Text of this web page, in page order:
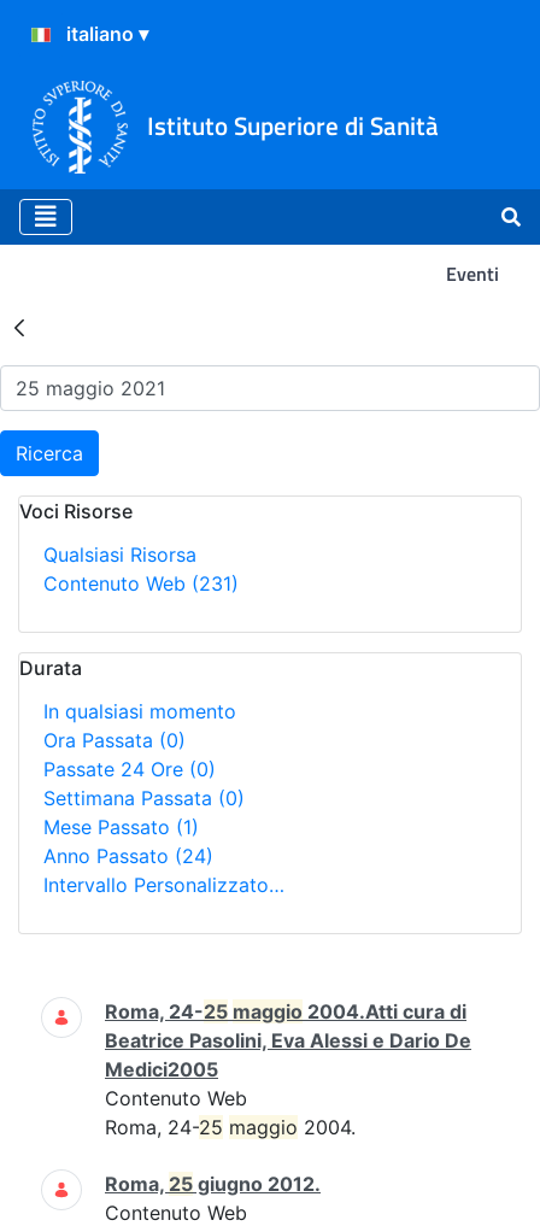
Istituto Superiore di Sanità
Eventi
Risultati della Ricerca -
Ricerca
Voci Risorse
Qualsiasi Risorsa
Contenuto Web (231)
Durata
In qualsiasi momento
Ora Passata (0)
Passate 24 Ore (0)
Settimana Passata (0)
Mese Passato (1)
Anno Passato (24)
Intervallo Personalizzato…
Ricerca
Roma, 24-25 maggio 2004.Atti cura di
Beatrice Pasolini, Eva Alessi e Dario De
Medici2005
Contenuto Web
Roma, 24-25 maggio 2004.
Roma, 25 giugno 2012.
Contenuto Web